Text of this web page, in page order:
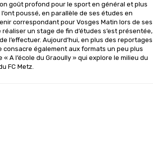
goût profond pour le sport en général et plus
poussé, en parallèle de ses études en
correspondant pour Vosges Matin lors de ses
un stage de fin d’études s’est présentée,
l’effectuer. Aujourd’hui, en plus des reportages
consacre également aux formats un peu plus
A l’école du Graoully » qui explore le milieu du
FC Metz.